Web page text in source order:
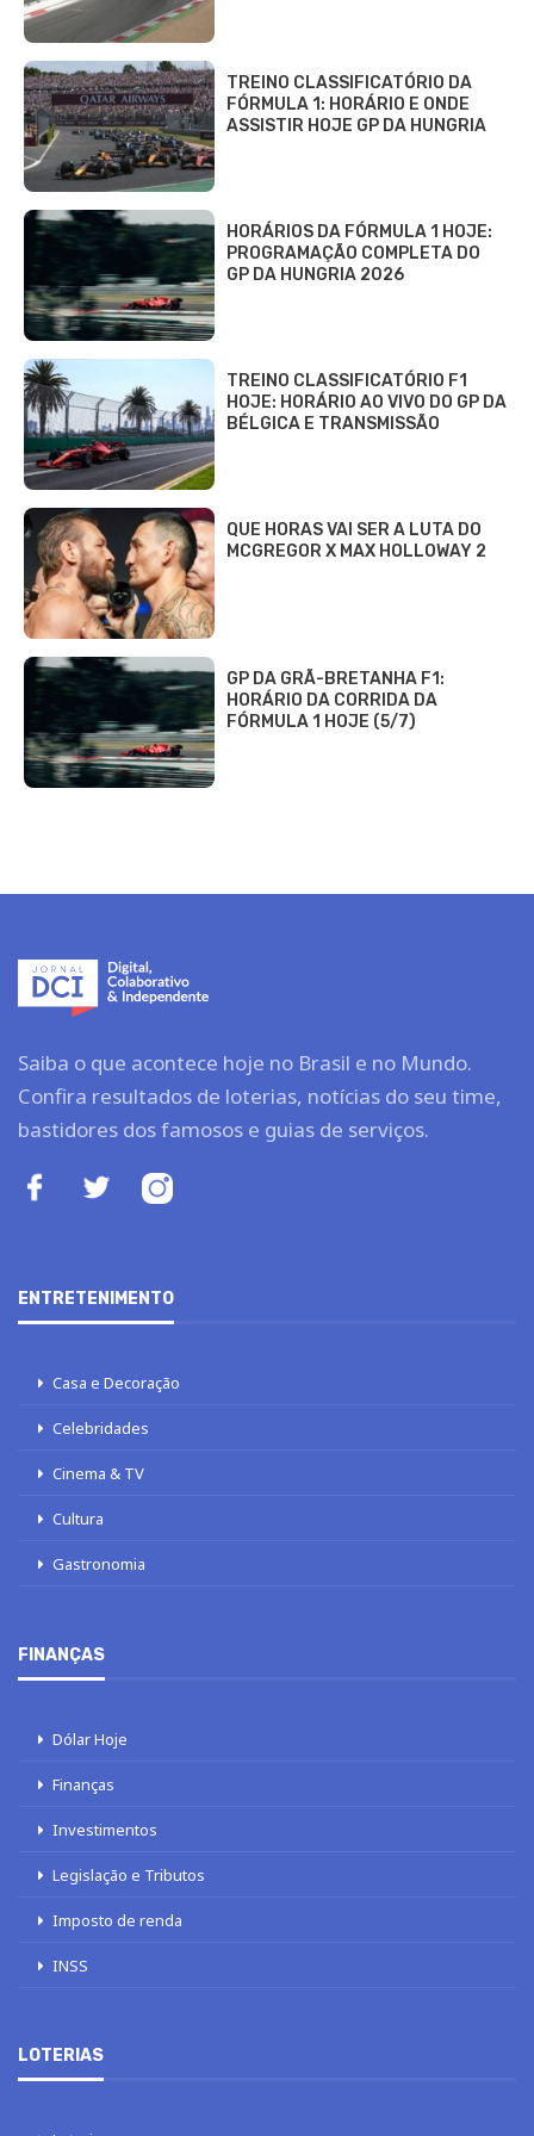
TREINO CLASSIFICATÓRIO DA
FÓRMULA 1: HORÁRIO E ONDE
ASSISTIR HOJE GP DA HUNGRIA
HORÁRIOS DA FÓRMULA 1 HOJE:
PROGRAMAÇÃO COMPLETA DO
GP DA HUNGRIA 2026
TREINO CLASSIFICATÓRIO F1
HOJE: HORÁRIO AO VIVO DO GP DA
BÉLGICA E TRANSMISSÃO
QUE HORAS VAI SER A LUTA DO
MCGREGOR X MAX HOLLOWAY 2
GP DA GRÃ-BRETANHA F1:
HORÁRIO DA CORRIDA DA
FÓRMULA 1 HOJE (5/7)
Saiba o que acontece hoje no Brasil e no Mundo.
Confira resultados de loterias, notícias do seu time,
bastidores dos famosos e guias de serviços.
ENTRETENIMENTO
Casa e Decoração
Celebridades
Cinema & TV
Cultura
Gastronomia
FINANÇAS
Dólar Hoje
Finanças
Investimentos
Legislação e Tributos
Imposto de renda
INSS
LOTERIAS